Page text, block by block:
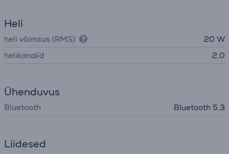
Heli
heli võimsus (RMS)
20 W
helikanalid
2.0
Ühenduvus
Bluetooth Bluetooth 5.3
Liidesed